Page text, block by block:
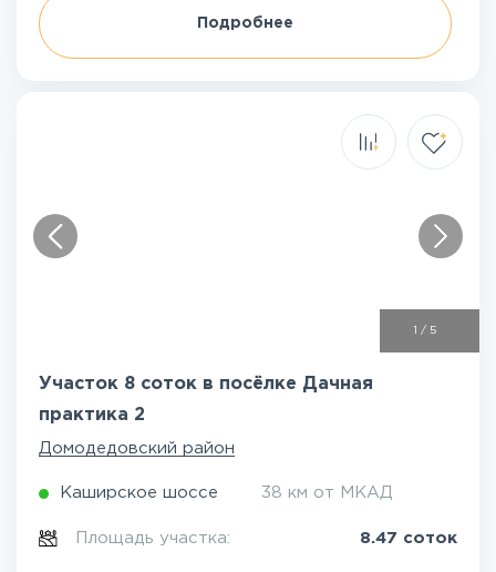
Подробнее
/ 5
Участок 8 соток в посёлке Дачная
практика 2
Домодедовский район
Каширское шоссе 38 км от МКАД
Площадь участка: 8.47 соток